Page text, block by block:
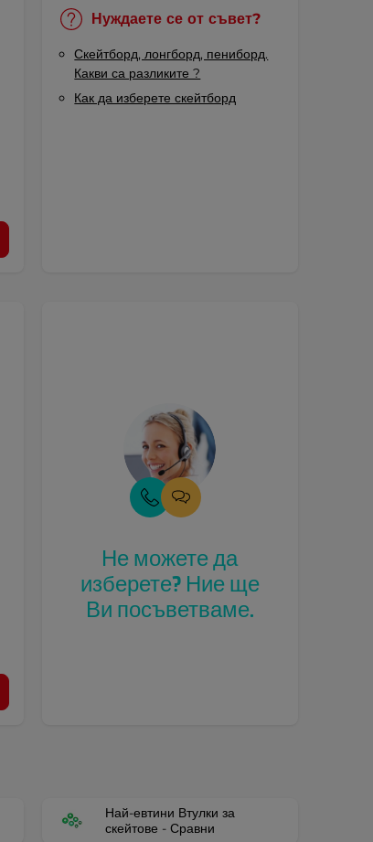
Нуждаете се от съвет?
Скейтборд, лонгборд, пениборд.
Какви са разликите ?
Как да изберете скейтборд
Не можете да
изберете? Ние ще
Ви посъветваме.
Най-евтини Втулки за
скейтове - Сравни